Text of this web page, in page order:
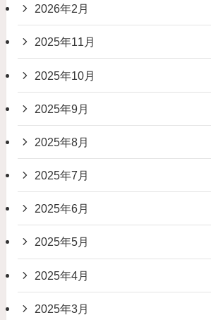
2026年2月
2025年11月
2025年10月
2025年9月
2025年8月
2025年7月
2025年6月
2025年5月
2025年4月
2025年3月